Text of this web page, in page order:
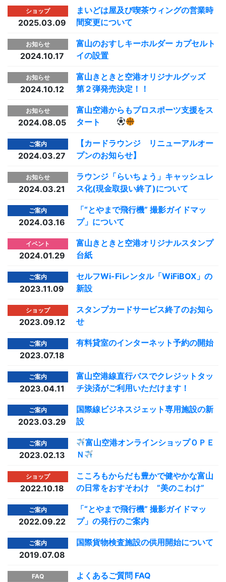
ショップ
2025.03.09
まいどは屋及び喫茶ウィングの営業時
間変更について
お知らせ
2024.10.17
富山のおすしキーホルダー カプセルト
イの設置
お知らせ
2024.10.12
富山きときと空港オリジナルグッズ
第２弾発売決定！！
お知らせ
2024.08.05
富山空港からもプロスポーツ支援をス
タート
ご案内
2024.03.27
【カードラウンジ リニューアルオー
プンのお知らせ】
お知らせ
2024.03.21
ラウンジ「らいちょう」キャッシュレ
ス化(現金取扱い終了)について
ご案内
2024.03.16
「“とやまで飛行機” 撮影ガイドマッ
プ」について
イベント
2024.01.29
富山きときと空港オリジナルスタンプ
台紙
ご案内
2023.11.09
セルフWi-Fiレンタル「WiFiBOX」の
新設
ショップ
2023.09.12
スタンプカードサービス終了のお知ら
せ
ご案内
2023.07.18
有料貸室のインターネット予約の開始
ご案内
2023.04.11
富山空港線直行バスでクレジットタッ
チ決済がご利用いただけます！
ご案内
2023.03.29
国際線ビジネスジェット専用施設の新
設
ご案内
2023.02.13
富山空港オンラインショップＯＰＥ
Ｎ
ショップ
2022.10.18
こころもからだも豊かで健やかな富山
の日常をおすそわけ ”美のこわけ”
ご案内
2022.09.22
「“とやまで飛行機” 撮影ガイドマッ
プ」の発行のご案内
ご案内
2019.07.08
国際貨物検査施設の供用開始について
FAQ よくあるご質問 FAQ